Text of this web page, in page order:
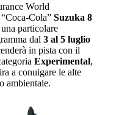
World
Cola” Suzuka 8
particolare
dal 3 al 5 luglio
in pista con il
Experimental,
a conuigare le alte
ambientale.